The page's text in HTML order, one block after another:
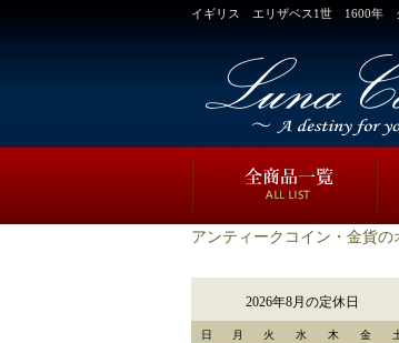
イギリス エリザベス1世 1600年
アンティークコイン・金貨
2026年8月の定休日
日 月 火 水 木 金